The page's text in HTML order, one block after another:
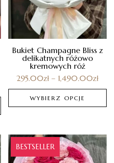
Bukiet Champagne Bliss z
delikatnych różowo
kremowych róż
295.00zł – 1,490.00zł
WYBIERZ OPCJE
BESTSELLER